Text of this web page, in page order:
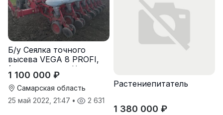
Б/у Сеялка точного
высева VEGA 8 PROFI,
(производство Червона
Зирка), 2016 г, в
отличном состоянии
1 100 000 ₽
Самарская область
25 май 2022, 21:47 • 2 631
Растениепитатель
1 380 000 ₽